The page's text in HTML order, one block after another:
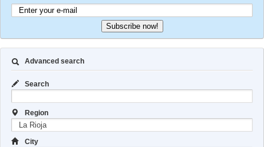
Subscribe now!
Advanced search
Search
Region
City